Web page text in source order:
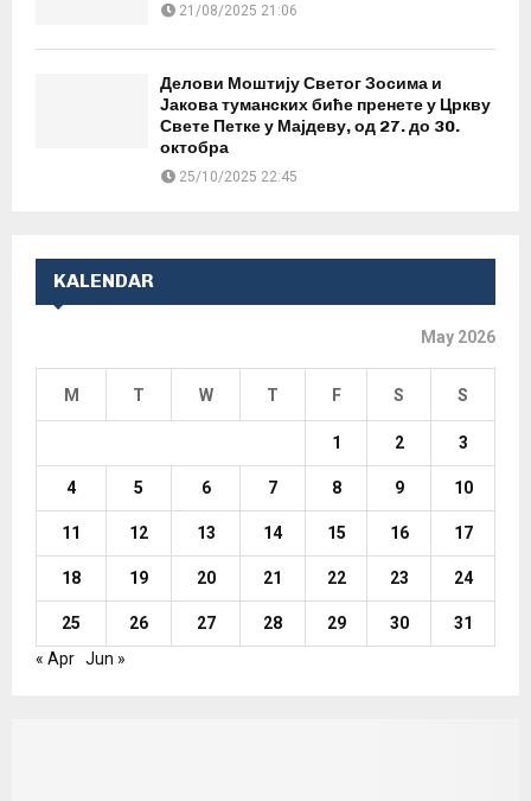
21/08/2025 21:06
Делови Моштију Светог Зосима и
Јакова туманских биће пренете у Цркву
Свете Петке у Мајдеву, од 27. до 30.
октобра
25/10/2025 22:45
KALENDAR
May 2026
M T W T F S S
1 2 3
4 5 6 7 8 9 10
11 12 13 14 15 16 17
18 19 20 21 22 23 24
25 26 27 28 29 30
31
« Apr Jun »